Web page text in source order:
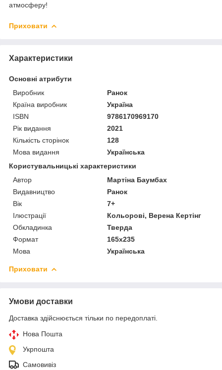
атмосферу!
Приховати
Характеристики
Основні атрибути
Виробник
Ранок
Країна виробник
Україна
ISBN
9786170969170
Рік видання
2021
Кількість сторінок
128
Мова видання
Українська
Користувальницькі характеристики
Автор
Мартіна Баумбах
Видавництво
Ранок
Вік
7+
Ілюстрації
Кольорові, Верена Кертінг
Обкладинка
Тверда
Формат
165х235
Мова
Українська
Приховати
Умови доставки
Доставка здійснюється тільки по передоплаті.
Нова Пошта
Укрпошта
Самовивіз